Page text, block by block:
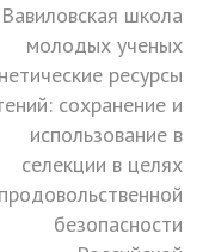
next
post:
Вавиловская школа
молодых ученых
ресурсы
сохранение и
использование в
селекции в целях
продовольственной
безопасности